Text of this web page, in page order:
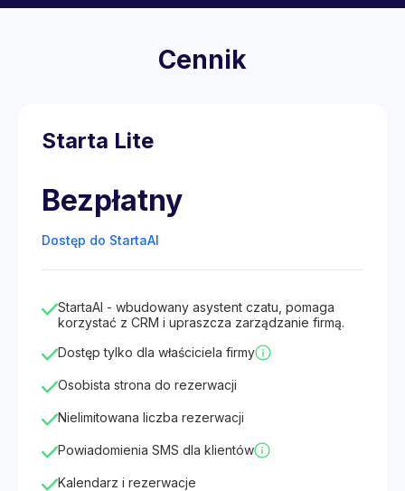
Cennik
Starta Lite
Bezpłatny
Dostęp do StartaAI
StartaAI - wbudowany asystent czatu, pomaga
korzystać z CRM i upraszcza zarządzanie firmą.
Dostęp tylko dla właściciela firmy
Osobista strona do rezerwacji
Nielimitowana liczba rezerwacji
Powiadomienia SMS dla klientów
Kalendarz i rezerwacje